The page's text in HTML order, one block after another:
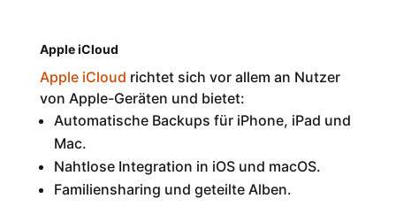
Apple iCloud
Apple iCloud richtet sich vor allem an Nutzer
von Apple-Geräten und bietet:
Automatische Backups für iPhone, iPad und
Mac.
Nahtlose Integration in iOS und macOS.
Familiensharing und geteilte Alben.